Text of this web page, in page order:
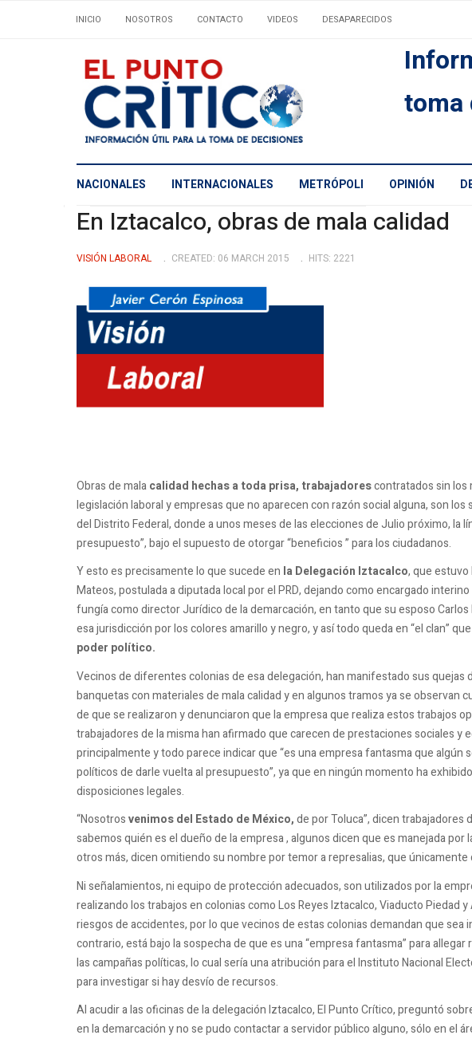
INICIO NOSOTROS CONTACTO VIDEOS DESAPARECIDOS
toma
NACIONALES INTERNACIONALES METRÓPOLI OPINIÓN
En Iztacalco, obras de mala calidad
VISIÓN LABORAL CREATED: 06 MARCH 2015 HITS: 2221
Obras de malacalidad hechas a toda prisa, trabajadorescontratados sin los
legislación laboral y empresas que no aparecen con razón social alguna, son
del Distrito Federal, donde a unos meses de las elecciones de Julio próximo, la
presupuesto”, bajo el supuesto de otorgar “beneficios ” para los ciudadanos.
Y esto es precisamente lo que sucede en la Delegación Iztacalco, que estuvo
Mateos, postulada a diputada local por el PRD, dejando como encargado
fungía como director Jurídico de la demarcación, en tanto que su esposo
esa jurisdicción por los colores amarillo y negro, y así todo queda en “el clan”
poder político.
Vecinos de diferentes colonias de esa delegación, han manifestado sus quejas
banquetas con materiales de mala calidad y en algunos tramos ya se observan
de que se realizaron y denunciaron que la empresa que realiza estos trabajos
trabajadores de la misma han afirmado que carecen de prestaciones sociales y
principalmente y todo parece indicar que “es una empresa fantasma que algún
políticos de darle vuelta al presupuesto”, ya que en ningún momento ha
disposiciones legales.
“Nosotrosvenimos del Estado de México,de por Toluca”, dicen
sabemos quién es el dueño de la empresa , algunos dicen que es manejada por
otros más, dicen omitiendo su nombre por temor a represalias, que
Ni señalamientos, ni equipo de protección adecuados, son utilizados por la
realizando los trabajos en colonias como Los Reyes Iztacalco, Viaducto Piedad
riesgos de accidentes, por lo que vecinos de estas colonias demandan que sea
contrario, está bajo la sospecha de que es una “empresa fantasma” para
las campañas políticas, lo cual sería una atribución para el Instituto Nacional
para investigar si hay desvío de recursos.
Al acudir a las oficinas de la delegación Iztacalco, El Punto Crítico, preguntó
en la demarcación y no se pudo contactar a servidor público alguno, sólo en el